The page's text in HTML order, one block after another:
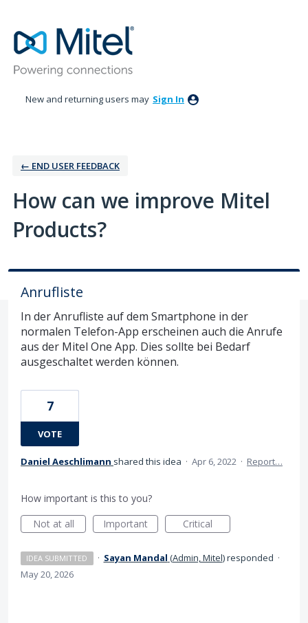
to
content
New and returning users may Sign In
← ‎END USER FEEDBACK
How can we improve Mitel
Products?
Anrufliste
In der Anrufliste auf dem Smartphone in der
normalen Telefon-App erscheinen auch die Anrufe
aus der Mitel One App. Dies sollte bei Bedarf
ausgeschaltet werden können.
7
VOTE
Daniel Aeschlimann shared this idea · Apr 6, 2022 · Report…
How important is this to you?
Not at all
Important Critical
IDEA SUBMITTED · Sayan Mandal (Admin, Mitel)responded ·
May 20, 2026